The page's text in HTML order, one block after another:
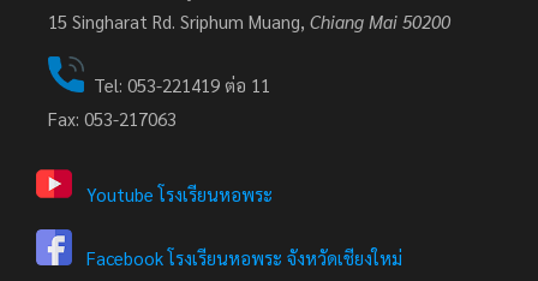
15 Singharat Rd. Sriphum Muang, Chiang Mai 50200
Tel: 053-221419 ต่อ 11
Fax: 053-217063
Youtube โรงเรียนหอพระ
Facebook โรงเรียนหอพระ จังหวัดเชียงใหม่